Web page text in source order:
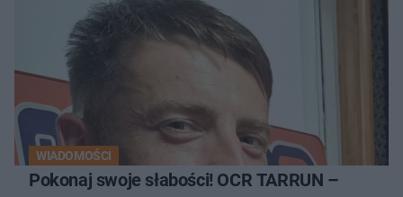
WIADOMOŚCI
Pokonaj swoje słabości! OCR TARRUN –